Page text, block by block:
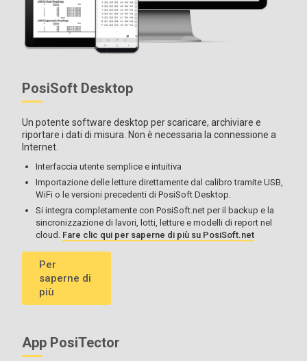
PosiSoft Desktop
Un potente software desktop per scaricare, archiviare e
riportare i dati di misura. Non è necessaria la connessione a
Internet.
Interfaccia utente semplice e intuitiva
Importazione delle letture direttamente dal calibro tramite USB,
WiFi o le versioni precedenti di PosiSoft Desktop.
Si integra completamente con PosiSoft.net per il backup e la
sincronizzazione di lavori, lotti, letture e modelli di report nel
cloud. Fare clic qui per saperne di più su PosiSoft.net
Per
saperne di
più
App PosiTector